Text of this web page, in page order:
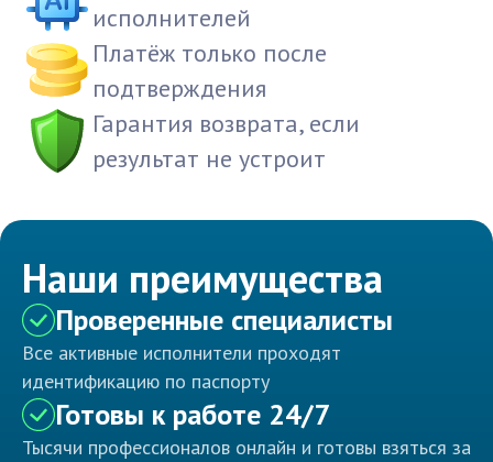
исполнителей
Платёж только после
подтверждения
Гарантия возврата, если
результат не устроит
Наши преимущества
Проверенные специалисты
Все активные исполнители проходят
идентификацию по паспорту
Готовы к работе 24/7
Тысячи профессионалов онлайн и готовы взяться за